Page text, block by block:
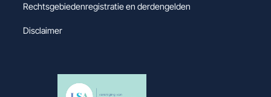
Rechtsgebiedenregistratie en derdengelden
Disclaimer